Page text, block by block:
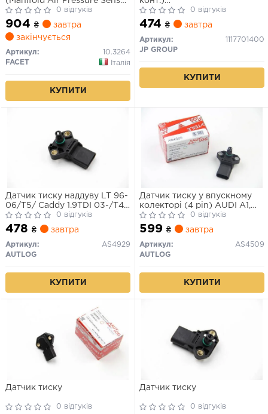
MAP sensor)0 відгуків
904 ₴
завтра
закінчується
Артикул:
10.3264
FACET
Італія
КУПИТИ
A4/A6/OCTAVIA/GOLF V
1.4/1.8/2.0 96-
0 відгуків
474 ₴ завтра
Артикул:
1117701400
JP GROUP
КУПИТИ
Датчик тиску наддуву LT 96-
06/T5/ Caddy 1.9TDI 03-/T4
2.5TDI
0 відгуків
478 ₴ завтра
Артикул:
AS4929
AUTLOG
КУПИТИ
Датчик тиску у впускному
колекторі (4 pin) AUDI A1,
A2, A3, A4 ALLROAD B8, A4
B5, A4 B6, A4 B7, A4 B8, A5,
A6 ALLROAD C6, A6 C5, A6
C6, A8 D3, A8 D4, Q5, Q7, TT
FORD GALAXY I 1.2-6.0D
0 відгуків
599 ₴ завтра
Артикул:
AS4509
AUTLOG
КУПИТИ
Датчик тиску
0 відгуків
Датчик тиску
0 відгуків